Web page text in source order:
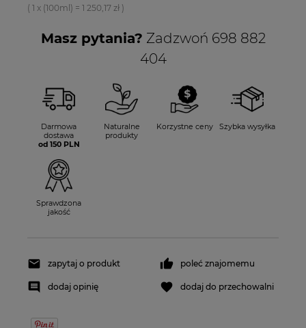
( 1 x (100ml) = 1 250,17 zł )
Masz pytania? Zadzwoń 698 882
404
Darmowa
dostawa
od 150 PLN
Naturalne
produkty
Korzystne ceny Szybka wysyłka
Sprawdzona
jakość
zapytaj o produkt poleć znajomemu
dodaj opinię dodaj do przechowalni